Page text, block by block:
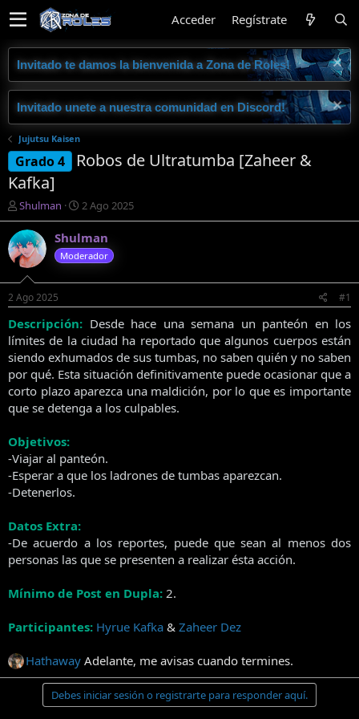
Acceder Regístrate
Invitado te damos la bienvenida a Zona de Roles!
Invitado unete a nuestra comunidad en Discord!
Jujutsu Kaisen
Grado 4
Robos de Ultratumba [Zaheer &
Kafka]
I
n
i
c
i
a
d
o
r
e
l
t
e
m
Shulman
F
e
c
h
a
i
n
c
i
o
2 Ago 2025
Shulman
Moderador
2 Ago 2025 #1
Descripción: Desde hace una semana un panteón en los
límites de la ciudad ha reportado que algunos cuerpos están
siendo exhumados de sus tumbas, no saben quién y no saben
por qué. Esta situación definitivamente puede ocasionar que a
corto plazo aparezca una maldición, por lo que es importante
que se detenga a los culpables.
Objetivos:
-Viajar al panteón.
-Esperar a que los ladrones de tumbas aparezcan.
-Detenerlos.
Datos Extra:
-De acuerdo a los reportes, puede que sean al menos dos
personas las que se presenten a realizar ésta acción.
Mínimo de Post en Dupla: 2.
Participantes: Hyrue Kafka & Zaheer Dez
Hathaway Adelante, me avisas cuando termines.​
Debes iniciar sesión o registrarte para responder aquí.